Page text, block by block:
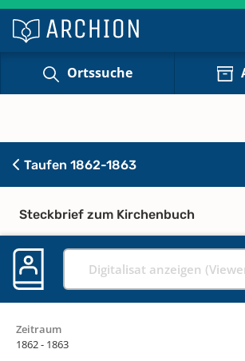
Ortssuche
Taufen 1862-1863
Steckbrief zum Kirchenbuch
Digitalisat anzeigen
Zeitraum
1862 - 1863